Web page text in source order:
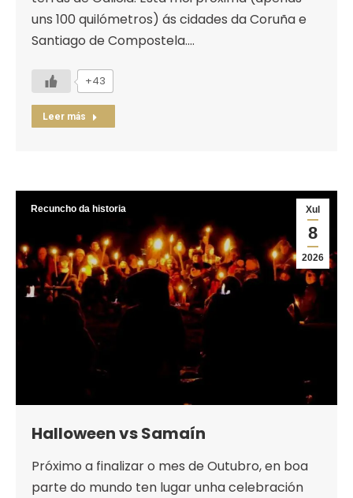
uns 100 quilómetros) ás cidades da Coruña e
Santiago de Compostela.…
+43
Leer más
Xul
8
2026
Recuncho da historia
Halloween vs Samaín
Próximo a finalizar o mes de Outubro, en boa
parte do mundo ten lugar unha celebración